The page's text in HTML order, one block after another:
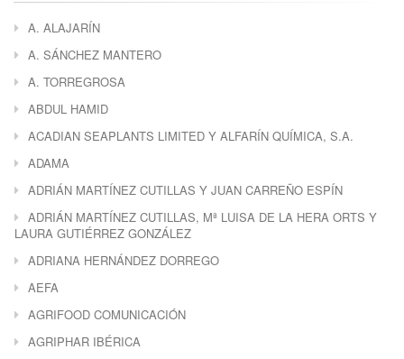
A. ALAJARÍN
A. SÁNCHEZ MANTERO
A. TORREGROSA
ABDUL HAMID
ACADIAN SEAPLANTS LIMITED Y ALFARÍN QUÍMICA, S.A.
ADAMA
ADRIÁN MARTÍNEZ CUTILLAS Y JUAN CARREÑO ESPÍN
ADRIÁN MARTÍNEZ CUTILLAS, Mª LUISA DE LA HERA ORTS Y
LAURA GUTIÉRREZ GONZÁLEZ
ADRIANA HERNÁNDEZ DORREGO
AEFA
AGRIFOOD COMUNICACIÓN
AGRIPHAR IBÉRICA